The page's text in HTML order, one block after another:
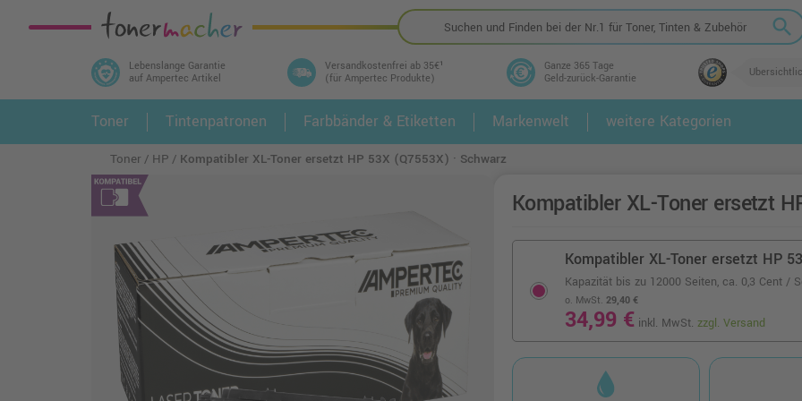
search
Lebenslange Garantie
auf Ampertec Artikel
Versandkostenfrei ab 35€¹
(für Ampertec Produkte)
Ganze 365 Tage
Geld-zurück-Garantie
In 3 einfachen Schritten ihr Druckermodell
und alle dazu passenden Artikel finden ➤ 1. 2.
Toner Tintenpatronen Farbbänder & Etiketten Markenwelt weitere Kategorien
Toner HP Kompatibler XL-Toner ersetzt HP 53X (Q7553X) · Schwarz
Kompatibler XL-Toner ersetzt
Kompatibler XL-Toner ersetzt HP
Kapazität bis zu 12000 Seiten, ca. 0,3 Cent /
o. MwSt. 29,40 €
34,99 € inkl. MwSt. zzgl. Versand